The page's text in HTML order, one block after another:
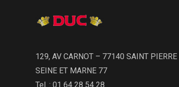
129, AV CARNOT – 77140 SAINT PIERRE
SEINE ET MARNE 77
Tel. : 01 64 28 54 28